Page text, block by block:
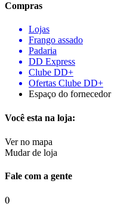
Compras
Lojas
Frango assado
Padaria
DD Express
Clube DD+
Ofertas Clube DD+
Espaço do fornecedor
Você esta na loja:
Ver no mapa
Mudar de loja
Fale com a gente
()